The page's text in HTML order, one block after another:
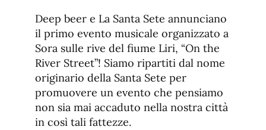
de
fuente
de
fuente.
Deep beer e La Santa Sete annunciano
il primo evento musicale organizzato a
Sora sulle rive del fiume Liri, “On the
River Street”! Siamo ripartiti dal nome
originario della Santa Sete per
promuovere un evento che pensiamo
non sia mai accaduto nella nostra città
in così tali fattezze.